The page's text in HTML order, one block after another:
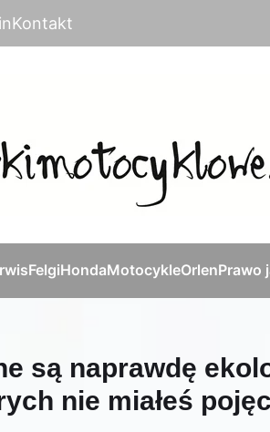
Kontakt
FelgiHondaMotocykleOrlenPrawo
są naprawdę
nie miałeś